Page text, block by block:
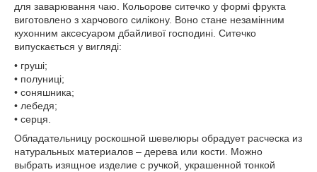
для заварювання чаю. Кольорове ситечко у формі фрукта
виготовлено з харчового силікону. Воно стане незамінним
кухонним аксесуаром дбайливої господині. Ситечко
випускається у вигляді:
• груші;
• полуниці;
• соняшника;
• лебедя;
• серця.
Обладательницу роскошной шевелюры обрадует расческа из
натуральных материалов – дерева или кости. Можно
выбрать изящное изделие с ручкой, украшенной тонкой